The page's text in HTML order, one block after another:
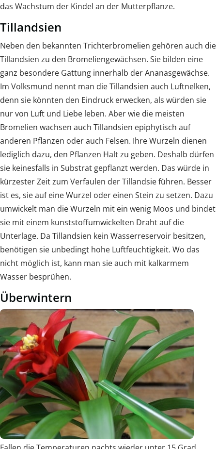
das Wachstum der Kindel an der Mutterpflanze.
Tillandsien
Neben den bekannten Trichterbromelien gehören auch die
Tillandsien zu den Bromeliengewächsen. Sie bilden eine
ganz besondere Gattung innerhalb der Ananasgewächse.
Im Volksmund nennt man die Tillandsien auch Luftnelken,
denn sie könnten den Eindruck erwecken, als würden sie
nur von Luft und Liebe leben. Aber wie die meisten
Bromelien wachsen auch Tillandsien epiphytisch auf
anderen Pflanzen oder auch Felsen. Ihre Wurzeln dienen
lediglich dazu, den Pflanzen Halt zu geben. Deshalb dürfen
sie keinesfalls in Substrat gepflanzt werden. Das würde in
kürzester Zeit zum Verfaulen der Tillandsie führen. Besser
ist es, sie auf eine Wurzel oder einen Stein zu setzen. Dazu
umwickelt man die Wurzeln mit ein wenig Moos und bindet
sie mit einem kunststoffumwickelten Draht auf die
Unterlage. Da Tillandsien kein Wasserreservoir besitzen,
benötigen sie unbedingt hohe Luftfeuchtigkeit. Wo das
nicht möglich ist, kann man sie auch mit kalkarmem
Wasser besprühen.
Überwintern